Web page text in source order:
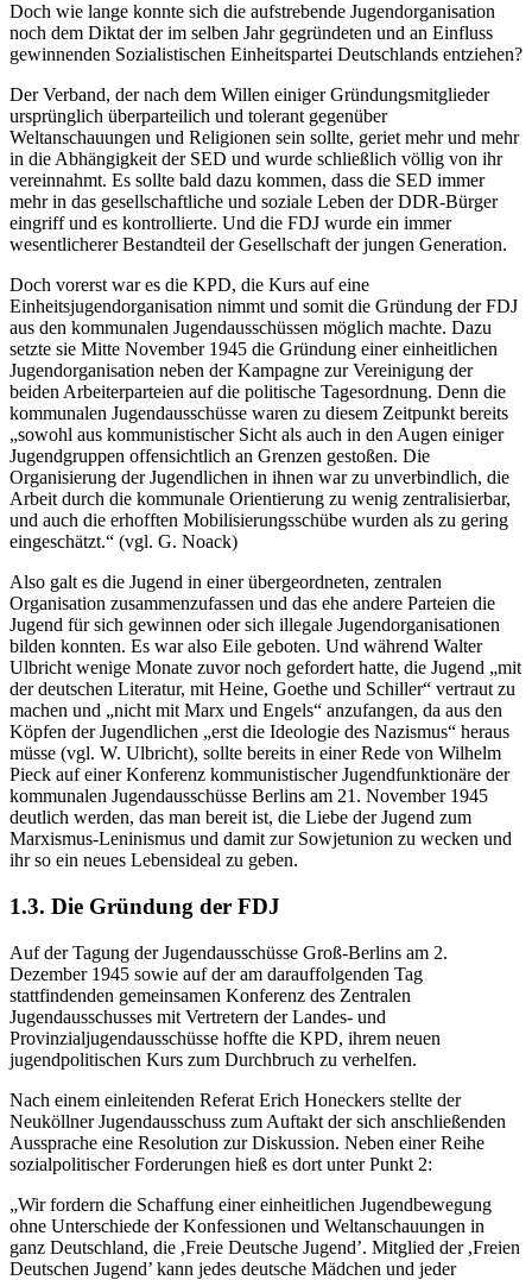
Doch wie lange konnte sich die aufstrebende Jugendorganisation
noch dem Diktat der im selben Jahr gegründeten und an Einfluss
gewinnenden Sozialistischen Einheitspartei Deutschlands entziehen?
Der Verband, der nach dem Willen einiger Gründungsmitglieder
ursprünglich überparteilich und tolerant gegenüber
Weltanschauungen und Religionen sein sollte, geriet mehr und mehr
in die Abhängigkeit der SED und wurde schließlich völlig von ihr
vereinnahmt. Es sollte bald dazu kommen, dass die SED immer
mehr in das gesellschaftliche und soziale Leben der DDR-Bürger
eingriff und es kontrollierte. Und die FDJ wurde ein immer
wesentlicherer Bestandteil der Gesellschaft der jungen Generation.
Doch vorerst war es die KPD, die Kurs auf eine
Einheitsjugendorganisation nimmt und somit die Gründung der FDJ
aus den kommunalen Jugendausschüssen möglich machte. Dazu
setzte sie Mitte November 1945 die Gründung einer einheitlichen
Jugendorganisation neben der Kampagne zur Vereinigung der
beiden Arbeiterparteien auf die politische Tagesordnung. Denn die
kommunalen Jugendausschüsse waren zu diesem Zeitpunkt bereits
„sowohl aus kommunistischer Sicht als auch in den Augen einiger
Jugendgruppen offensichtlich an Grenzen gestoßen. Die
Organisierung der Jugendlichen in ihnen war zu unverbindlich, die
Arbeit durch die kommunale Orientierung zu wenig zentralisierbar,
und auch die erhofften Mobilisierungsschübe wurden als zu gering
eingeschätzt.“ (vgl. G. Noack)
Also galt es die Jugend in einer übergeordneten, zentralen
Organisation zusammenzufassen und das ehe andere Parteien die
Jugend für sich gewinnen oder sich illegale Jugendorganisationen
bilden konnten. Es war also Eile geboten. Und während Walter
Ulbricht wenige Monate zuvor noch gefordert hatte, die Jugend „mit
der deutschen Literatur, mit Heine, Goethe und Schiller“ vertraut zu
machen und „nicht mit Marx und Engels“ anzufangen, da aus den
Köpfen der Jugendlichen „erst die Ideologie des Nazismus“ heraus
müsse (vgl. W. Ulbricht), sollte bereits in einer Rede von Wilhelm
Pieck auf einer Konferenz kommunistischer Jugendfunktionäre der
kommunalen Jugendausschüsse Berlins am 21. November 1945
deutlich werden, das man bereit ist, die Liebe der Jugend zum
Marxismus-Leninismus und damit zur Sowjetunion zu wecken und
ihr so ein neues Lebensideal zu geben.
1.3. Die Gründung der FDJ
Auf der Tagung der Jugendausschüsse Groß-Berlins am 2.
Dezember 1945 sowie auf der am darauffolgenden Tag
stattfindenden gemeinsamen Konferenz des Zentralen
Jugendausschusses mit Vertretern der Landes- und
Provinzialjugendausschüsse hoffte die KPD, ihrem neuen
jugendpolitischen Kurs zum Durchbruch zu verhelfen.
Nach einem einleitenden Referat Erich Honeckers stellte der
Neuköllner Jugendausschuss zum Auftakt der sich anschließenden
Aussprache eine Resolution zur Diskussion. Neben einer Reihe
sozialpolitischer Forderungen hieß es dort unter Punkt 2:
„Wir fordern die Schaffung einer einheitlichen Jugendbewegung
ohne Unterschiede der Konfessionen und Weltanschauungen in
ganz Deutschland, die ,Freie Deutsche Jugend’. Mitglied der ,Freien
Deutschen Jugend’ kann jedes deutsche Mädchen und jeder